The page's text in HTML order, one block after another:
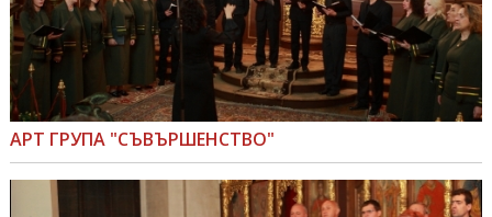
АРТ ГРУПА "СЪВЪРШЕНСТВО"